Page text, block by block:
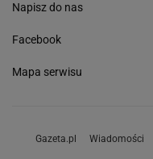
Napisz do nas
Facebook
Mapa serwisu
Gazeta.pl Wiadomości